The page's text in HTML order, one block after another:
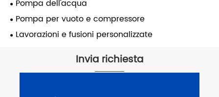
Pompa dell'acqua
Pompa per vuoto e compressore
Lavorazioni e fusioni personalizzate
Invia richiesta